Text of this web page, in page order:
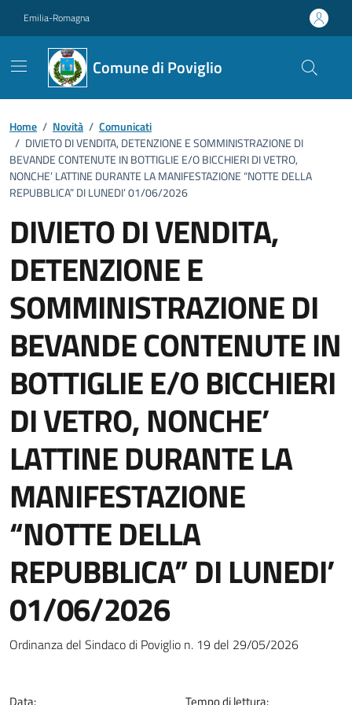
Emilia-Romagna
Comune di Poviglio
Home / Novità / Comunicati
/ DIVIETO DI VENDITA, DETENZIONE E SOMMINISTRAZIONE DI
BEVANDE CONTENUTE IN BOTTIGLIE E/O BICCHIERI DI VETRO,
NONCHE’ LATTINE DURANTE LA MANIFESTAZIONE “NOTTE DELLA
REPUBBLICA” DI LUNEDI’ 01/06/2026
DIVIETO DI VENDITA,
DETENZIONE E
SOMMINISTRAZIONE DI
BEVANDE CONTENUTE IN
BOTTIGLIE E/O BICCHIERI
DI VETRO, NONCHE’
LATTINE DURANTE LA
MANIFESTAZIONE
“NOTTE DELLA
REPUBBLICA” DI LUNEDI’
01/06/2026
Dettagli della notizia
Ordinanza del Sindaco di Poviglio n. 19 del 29/05/2026